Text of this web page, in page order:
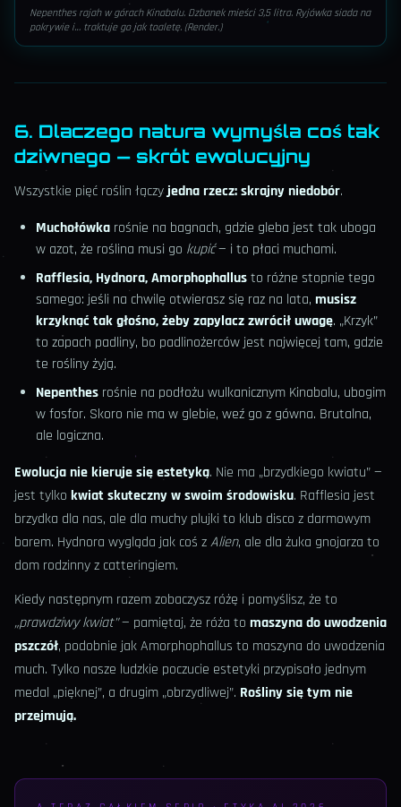
Nepenthes rajah w górach Kinabalu. Dzbanek mieści 3,5 litra. Ryjówka siada na
pokrywie i… traktuje go jak toaletę. (Render.)
6. Dlaczego natura wymyśla coś tak
dziwnego — skrót ewolucyjny
Wszystkie pięć roślin łączyjedna rzecz: skrajny niedobór.
Muchołówka rośnie na bagnach, gdzie gleba jest tak uboga
w azot, że roślina musi go kupić— i to płaci muchami.
Rafflesia, Hydnora, Amorphophallusto różne stopnie tego
samego: jeśli na chwilę otwierasz się raz na lata, musisz
krzyknąć tak głośno, żeby zapylacz zwrócił uwagę. „Krzyk”
to zapach padliny, bo padlinożerców jest najwięcej tam, gdzie
te rośliny żyją.
Nepenthes rośnie na podłożu wulkanicznym Kinabalu, ubogim
w fosfor. Skoro nie ma w glebie, weź go z gówna. Brutalna,
ale logiczna.
Ewolucja nie kieruje się estetyką. Nie ma „brzydkiego kwiatu” —
jest tylko kwiat skuteczny w swoim środowisku. Rafflesia jest
brzydka dla nas, ale dla muchy plujki to klub disco z darmowym
barem. Hydnora wygląda jak coś zAlien, ale dla żuka gnojarza to
dom rodzinny z catteringiem.
Kiedy następnym razem zobaczysz różę i pomyślisz, że to
„prawdziwy kwiat”— pamiętaj, że róża to maszyna do uwodzenia
pszczół, podobnie jak Amorphophallus to maszyna do uwodzenia
much. Tylko nasze ludzkie poczucie estetyki przypisało jednym
medal „pięknej”, a drugim „obrzydliwej”. Rośliny się tym nie
przejmują.